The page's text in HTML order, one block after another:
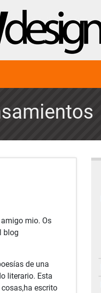
mio. Os
blog
de una
literario. Esta
escrito